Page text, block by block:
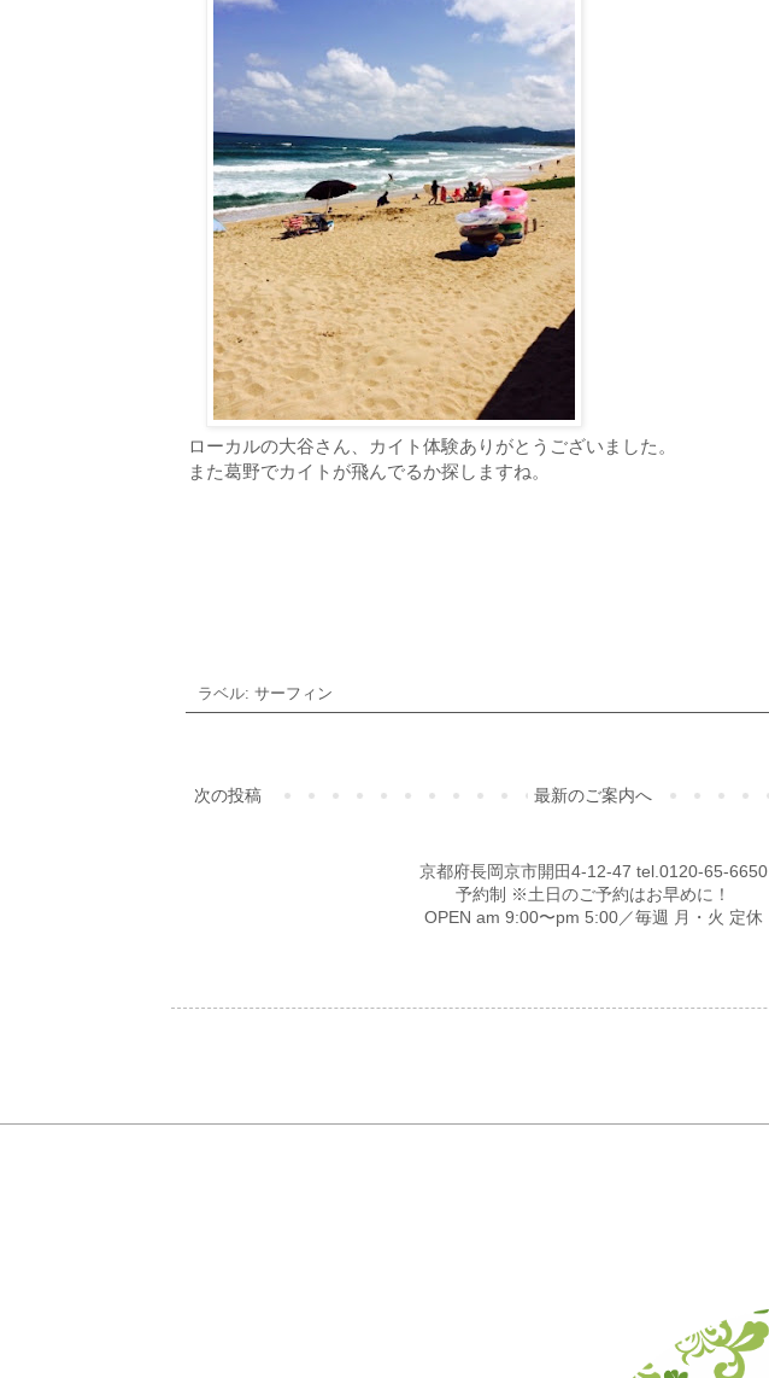
ローカルの大谷さん、カイト体験ありがとうございました。
また葛野でカイトが飛んでるか探しますね。
ラベル: サーフィン
次の投稿 最新のご案内へ
京都府長岡京市開田4-12-47 tel.0120-65-6650
予約制 ※土日のご予約はお早めに！
OPEN am 9:00〜pm 5:00／毎週 月・火 定休